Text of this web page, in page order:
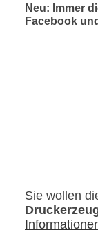
Neu: Immer
Facebook
Sie wollen